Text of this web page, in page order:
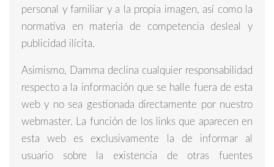
personal y familiar y a la propia imagen, así como la
normativa en materia de competencia desleal y
publicidad ilícita.
Asimismo, Damma declina cualquier responsabilidad
respecto a la información que se halle fuera de esta
web y no sea gestionada directamente por nuestro
webmaster. La función de los links que aparecen en
esta web es exclusivamente la de informar al
usuario sobre la existencia de otras fuentes